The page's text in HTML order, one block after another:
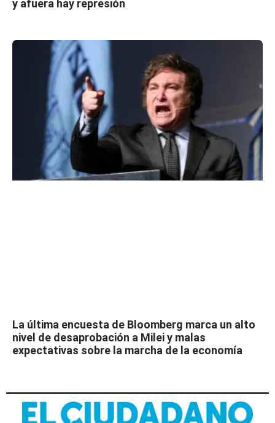
y afuera hay represión
La última encuesta de Bloomberg marca un alto
nivel de desaprobación a Milei y malas
expectativas sobre la marcha de la economía